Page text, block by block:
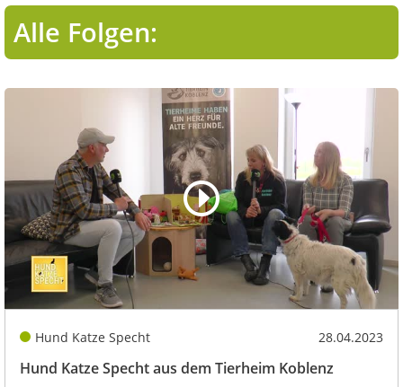
Alle Folgen:
Hund Katze Specht 28.04.2023
Hund Katze Specht aus dem Tierheim Koblenz